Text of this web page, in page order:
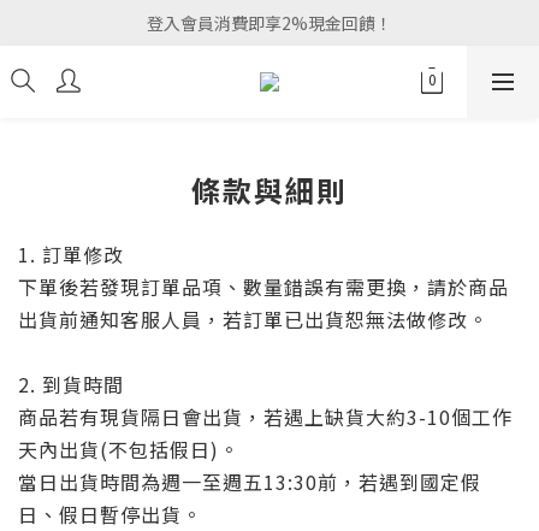
登入會員消費即享2%現金回饋！
條款與細則
1. 訂單修改
下單後若發現訂單品項、數量錯誤有需更換，請於商品
出貨前通知客服人員，若訂單已出貨恕無法做修改。
2. 到貨時間
商品若有現貨隔日會出貨，若遇上缺貨大約3-10個工作
天內出貨(不包括假日)。
當日出貨時間為週一至週五13:30前，若遇到國定假
日、假日暫停出貨。